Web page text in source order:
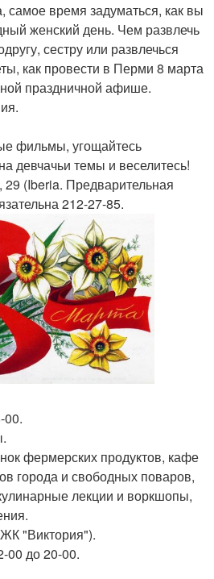
самое время задуматься, как вы
женский день. Чем развлечь
сестру или развлечься
как провести в Перми 8 марта
праздничной афише.
фильмы, угощайтесь
девчачьи темы и веселитесь!
29 (Iberia. Предварительная
212-27-85.
00.
фермерских продуктов, кафе
города и свободных поваров,
лекции и воркшопы,
"Виктория").
00 до 20-00.